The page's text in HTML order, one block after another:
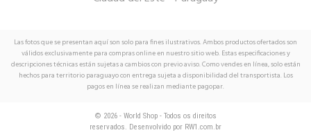
Las fotos que se presentan aquí son solo para fines ilustrativos. Ambos productos ofertados son
válidos exclusivamente para compras online en nuestro sitio web. Estas especificaciones y
descripciones técnicas están sujetas a cambios con previo aviso. Como vendes en línea, solo están
hechos para territorio paraguayo con entrega sujeta a disponibilidad del transportista. Los
pagos en línea se realizan mediante pagopar.
© 2026 - World Shop - Todos os direitos
reservados. Desenvolvido por RW1.com.br